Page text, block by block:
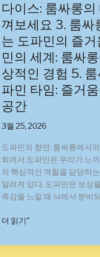
다이스: 룸싸롱의
껴보세요 3. 룸싸
는 도파민의 즐
민의 세계: 룸싸
상적인 경험 5.
파민 타임: 즐거
공간
3월 25, 2026
도파민의 향연: 룸싸롱에서
회에서 도파민은 우리가 느
의 핵심적인 역할을 담당하
알려져 있다. 도파민은 보상
족감을 느낄 때 뇌에서 분비
별
한
밤
2.
도
파
민
파
라
이
룸
싸
롱
의
매
력
을
더 읽기"